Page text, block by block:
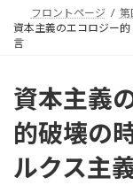
フロントページ
第
資本主義のエコロジー
言
資本主義
的破壊の
ルクス主